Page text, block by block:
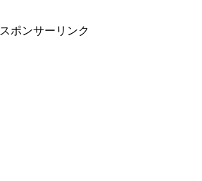
スポンサーリンク